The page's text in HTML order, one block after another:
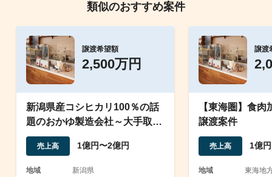
類似のおすすめ案件
譲渡希望額
2,500万円
新潟県産コシヒカリ100％の話
題のおかゆ製造会社～大手取引
先多数～
売上高 1億円〜2億円
地域
新潟県
譲渡
【東海圏】食
譲渡案件
売上高 1億
地域
東海地